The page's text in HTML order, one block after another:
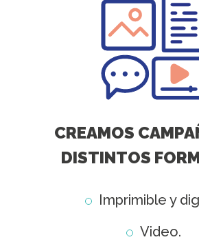
CREAMOS
DISTINTOS
Imprimible y
Video.